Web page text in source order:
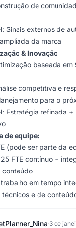
de
Sinais externos de
da marca
& Inovação
baseada em
competitiva e
para o
Estratégia refinada +
de equipe:
(pode ser parte da
FTE contínuo +
conteúdo
em tempo
técnicos e de
·3 de